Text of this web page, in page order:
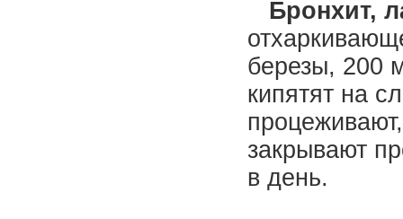
Бронхит,
березы, 200
кипятят на
закрывают
в день.